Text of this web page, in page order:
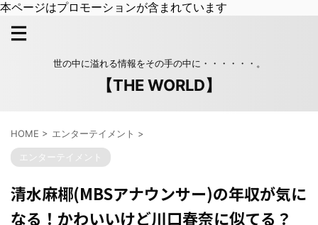
本ページはプロモーションが含まれています
世の中に溢れる情報をその手の中に・・・・・・。
【THE WORLD】
HOME > エンターテイメント >
エンターテイメント
清水麻椰(MBSアナウンサー)の年収が気に
なる！かわいいけど川口春奈に似てる？